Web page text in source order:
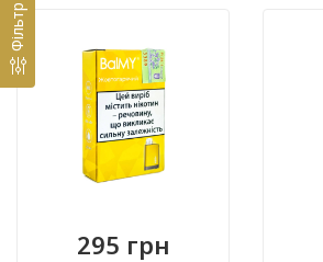
Фільтр
295 грн